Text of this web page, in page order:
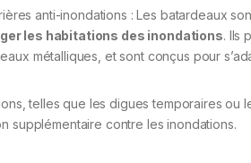
anti-inondations : Les batardeaux
les habitations des inondations. Ils
métalliques, et sont conçus pour
telles que les digues temporaires ou
supplémentaire contre les inondations.